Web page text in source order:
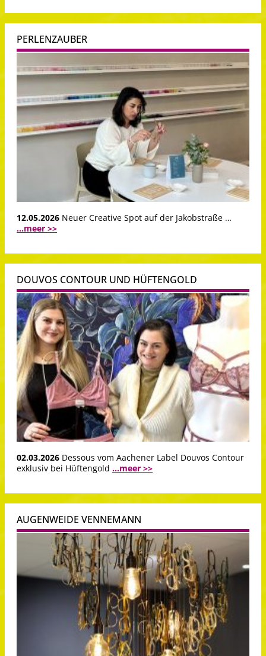
PERLENZAUBER
12.05.2026 Neuer Creative Spot auf der Jakobstraße …
...meer >>
DOUVOS CONTOUR UND HÜFTENGOLD
02.03.2026 Dessous vom Aachener Label Douvos Contour
exklusiv bei Hüftengold ...meer >>
AUGENWEIDE VENNEMANN